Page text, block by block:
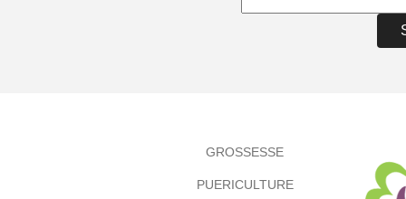
GROSSESSE
PUERICULTURE